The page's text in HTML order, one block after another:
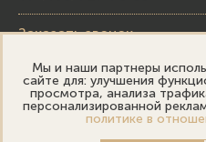
Заказать звонок
sale@emporiumgold.com
Мы и наши партнеры
сайте для: улучшения
просмотра, анализа
персонализированной
политике в